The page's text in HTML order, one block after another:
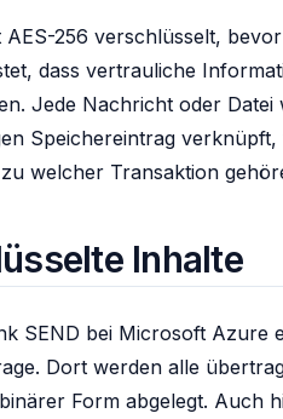
256 verschlüsselt,
dass vertrauliche
Jede Nachricht oder Datei
Speichereintrag
welcher Transaktion
Inhalte
SEND bei Microsoft Azure
Dort werden alle
Form abgelegt. Auch